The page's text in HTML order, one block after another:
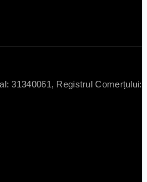
31340061, Registrul Comerțului: